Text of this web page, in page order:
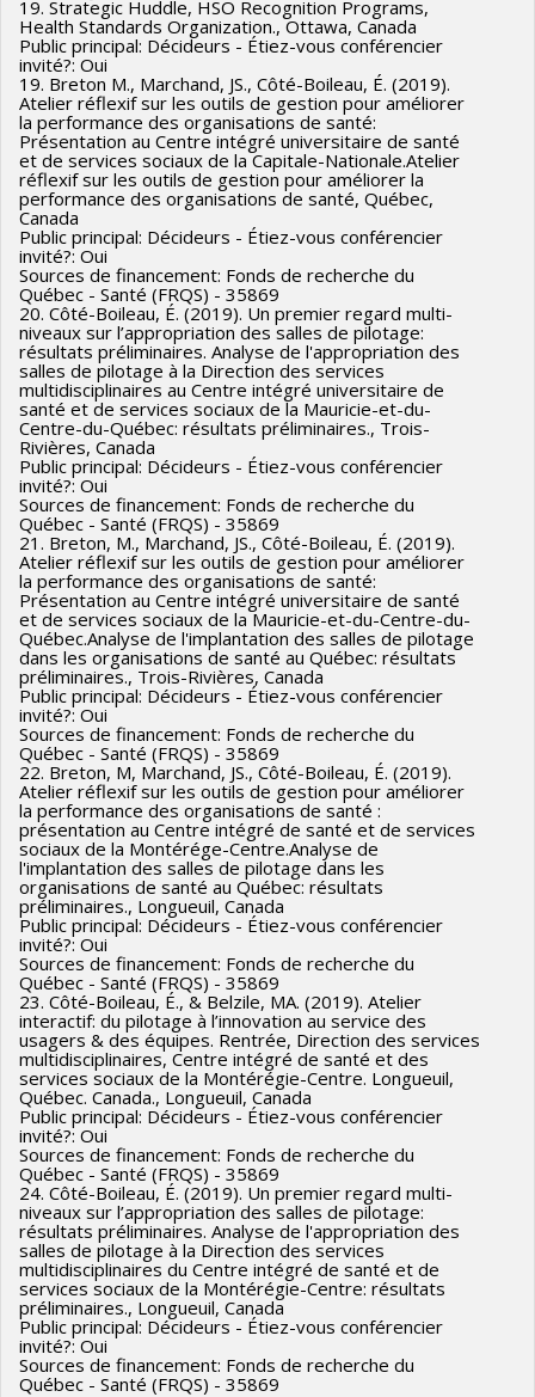
19. Strategic Huddle, HSO Recognition Programs,
Health Standards Organization., Ottawa, Canada
Public principal: Décideurs - Étiez-vous conférencier
invité?: Oui
19. Breton M., Marchand, JS., Côté-Boileau, É. (2019).
Atelier réflexif sur les outils de gestion pour améliorer
la performance des organisations de santé:
Présentation au Centre intégré universitaire de santé
et de services sociaux de la Capitale-Nationale.Atelier
réflexif sur les outils de gestion pour améliorer la
performance des organisations de santé, Québec,
Canada
Public principal: Décideurs - Étiez-vous conférencier
invité?: Oui
Sources de financement: Fonds de recherche du
Québec - Santé (FRQS) - 35869
20. Côté-Boileau, É. (2019). Un premier regard multi-
niveaux sur l’appropriation des salles de pilotage:
résultats préliminaires. Analyse de l'appropriation des
salles de pilotage à la Direction des services
multidisciplinaires au Centre intégré universitaire de
santé et de services sociaux de la Mauricie-et-du-
Centre-du-Québec: résultats préliminaires., Trois-
Rivières, Canada
Public principal: Décideurs - Étiez-vous conférencier
invité?: Oui
Sources de financement: Fonds de recherche du
Québec - Santé (FRQS) - 35869
21. Breton, M., Marchand, JS., Côté-Boileau, É. (2019).
Atelier réflexif sur les outils de gestion pour améliorer
la performance des organisations de santé:
Présentation au Centre intégré universitaire de santé
et de services sociaux de la Mauricie-et-du-Centre-du-
Québec.Analyse de l'implantation des salles de pilotage
dans les organisations de santé au Québec: résultats
préliminaires., Trois-Rivières, Canada
Public principal: Décideurs - Étiez-vous conférencier
invité?: Oui
Sources de financement: Fonds de recherche du
Québec - Santé (FRQS) - 35869
22. Breton, M, Marchand, JS., Côté-Boileau, É. (2019).
Atelier réflexif sur les outils de gestion pour améliorer
la performance des organisations de santé :
présentation au Centre intégré de santé et de services
sociaux de la Montérége-Centre.Analyse de
l'implantation des salles de pilotage dans les
organisations de santé au Québec: résultats
préliminaires., Longueuil, Canada
Public principal: Décideurs - Étiez-vous conférencier
invité?: Oui
Sources de financement: Fonds de recherche du
Québec - Santé (FRQS) - 35869
23. Côté-Boileau, É., & Belzile, MA. (2019). Atelier
interactif: du pilotage à l’innovation au service des
usagers & des équipes. Rentrée, Direction des services
multidisciplinaires, Centre intégré de santé et des
services sociaux de la Montérégie-Centre. Longueuil,
Québec. Canada., Longueuil, Canada
Public principal: Décideurs - Étiez-vous conférencier
invité?: Oui
Sources de financement: Fonds de recherche du
Québec - Santé (FRQS) - 35869
24. Côté-Boileau, É. (2019). Un premier regard multi-
niveaux sur l’appropriation des salles de pilotage:
résultats préliminaires. Analyse de l'appropriation des
salles de pilotage à la Direction des services
multidisciplinaires du Centre intégré de santé et de
services sociaux de la Montérégie-Centre: résultats
préliminaires., Longueuil, Canada
Public principal: Décideurs - Étiez-vous conférencier
invité?: Oui
Sources de financement: Fonds de recherche du
Québec - Santé (FRQS) - 35869